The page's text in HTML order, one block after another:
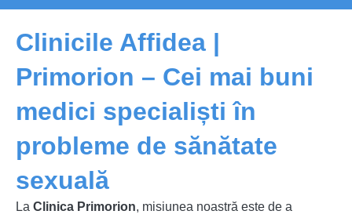
Clinicile Affidea |
Primorion – Cei mai buni
medici specialiști în
probleme de sănătate
sexuală
La Clinica Primorion, misiunea noastră este de a